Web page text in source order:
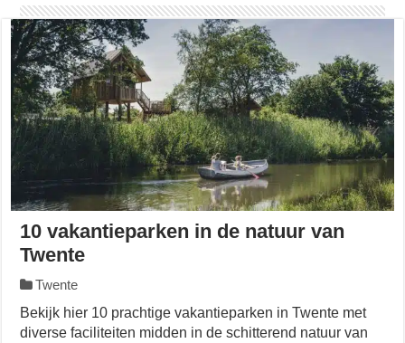
10 vakantieparken in de natuur van
Twente
Twente
Bekijk hier 10 prachtige vakantieparken in Twente met
diverse faciliteiten midden in de schitterend natuur van